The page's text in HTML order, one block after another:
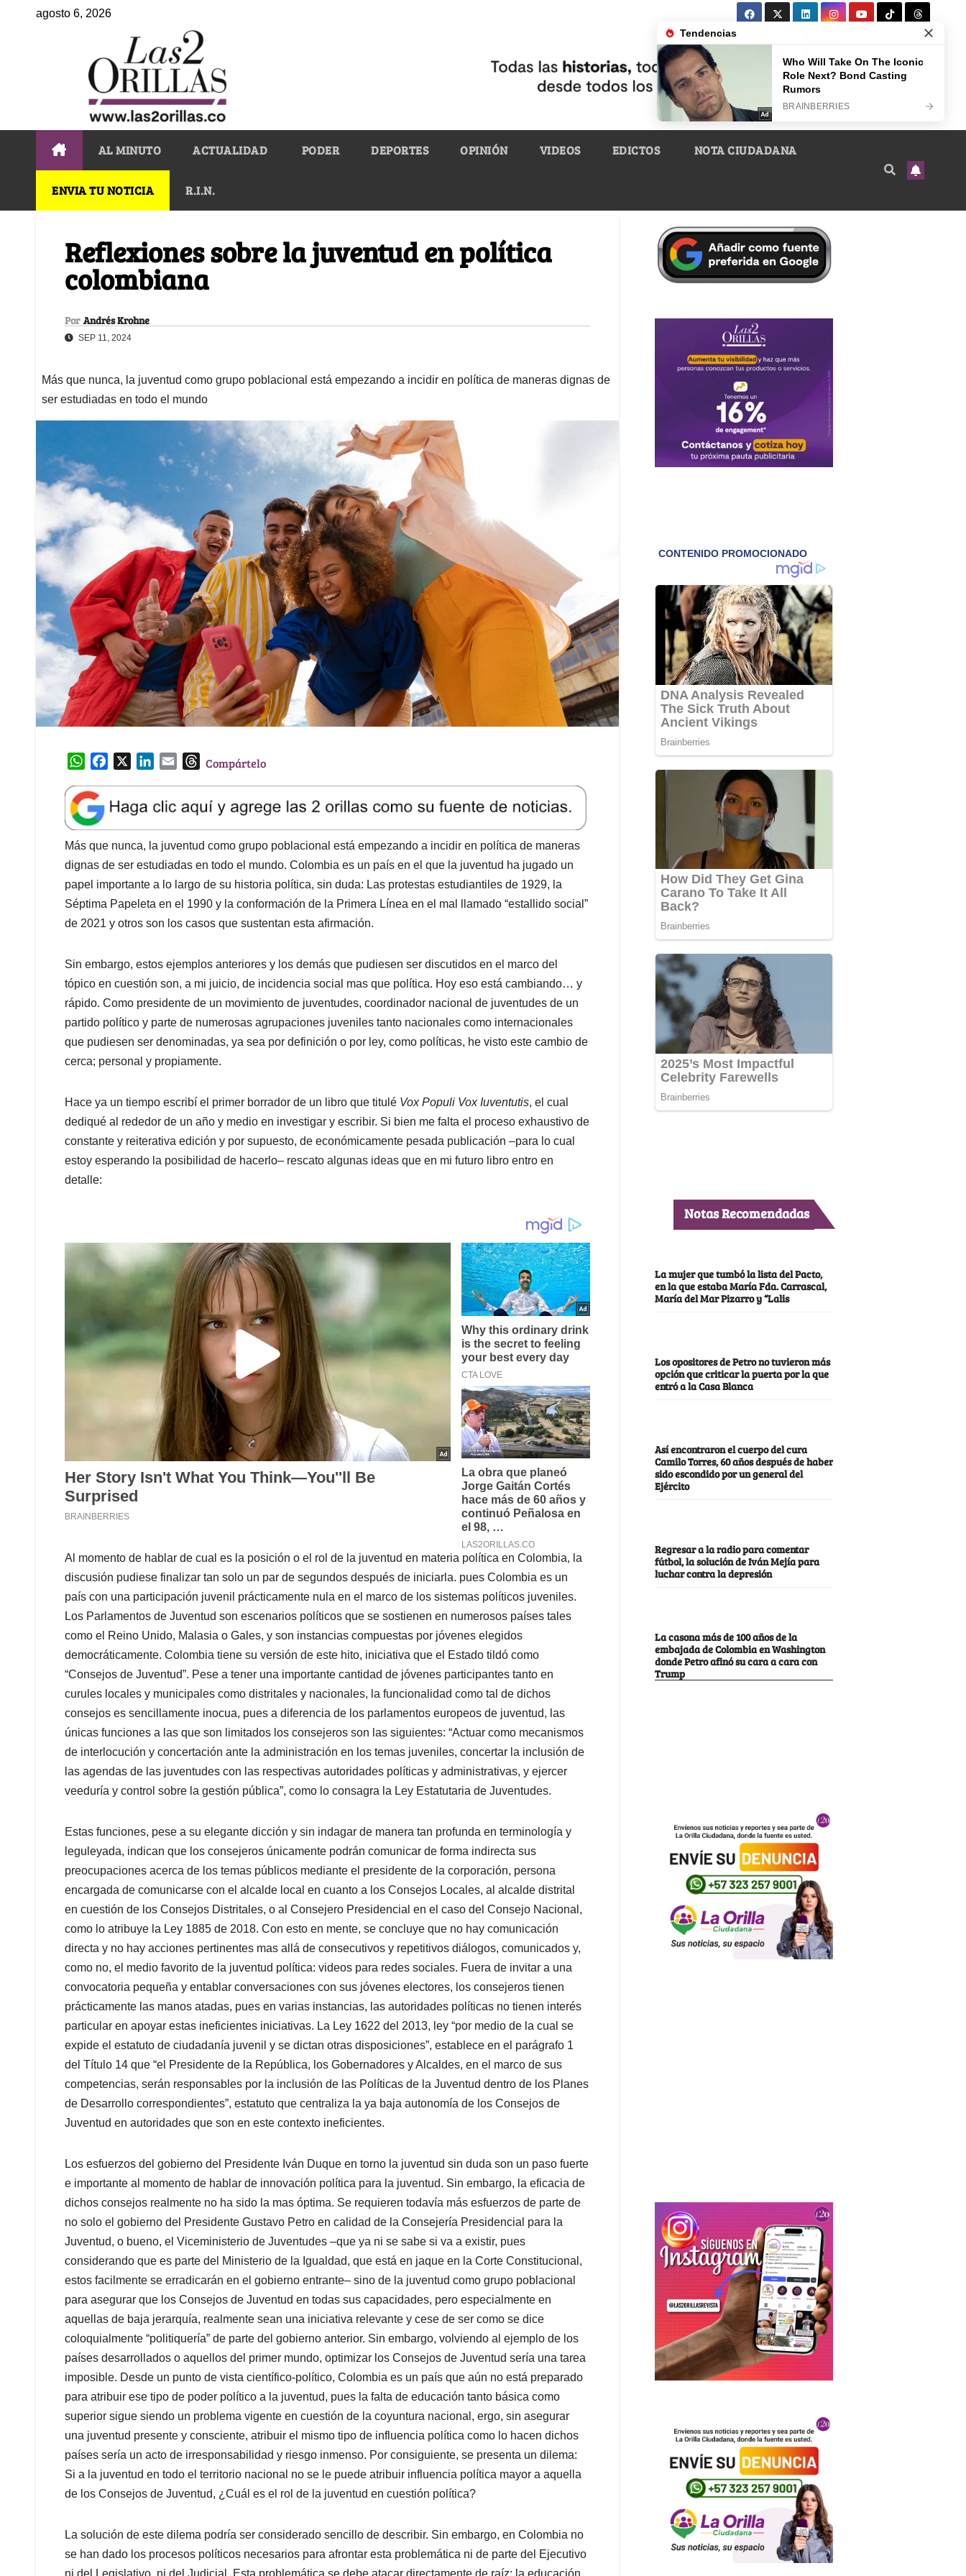
agosto 6, 2026
AL MINUTO ACTUALIDAD PODER DEPORTES OPINIÓN VIDEOS EDICTOS NOTA CIUDADANA
ENVIA TU NOTICIA R.I.N.
Reflexiones sobre la juventud en política
colombiana
Por Andrés Krohne
SEP 11, 2024
Más que nunca, la juventud como grupo poblacional está empezando a incidir en política de maneras dignas de
ser estudiadas en todo el mundo
W
a
t
s
A
p
p
e
b
o
o
k
k
e
d
I
n
l
T
e
a
d
s
Compártelo
Más que nunca, la juventud como grupo poblacional está empezando a incidir en política de maneras
dignas de ser estudiadas en todo el mundo. Colombia es un país en el que la juventud ha jugado un
papel importante a lo largo de su historia política, sin duda: Las protestas estudiantiles de 1929, la
Séptima Papeleta en el 1990 y la conformación de la Primera Línea en el mal llamado “estallido social”
de 2021 y otros son los casos que sustentan esta afirmación.
Sin embargo, estos ejemplos anteriores y los demás que pudiesen ser discutidos en el marco del
tópico en cuestión son, a mi juicio, de incidencia social mas que política. Hoy eso está cambiando… y
rápido. Como presidente de un movimiento de juventudes, coordinador nacional de juventudes de un
partido político y parte de numerosas agrupaciones juveniles tanto nacionales como internacionales
que pudiesen ser denominadas, ya sea por definición o por ley, como políticas, he visto este cambio de
cerca; personal y propiamente.
Hace ya un tiempo escribí el primer borrador de un libro que titulé Vox Populi Vox Iuventutis, el cual
dediqué al rededor de un año y medio en investigar y escribir. Si bien me falta el proceso exhaustivo de
constante y reiterativa edición y por supuesto, de económicamente pesada publicación –para lo cual
estoy esperando la posibilidad de hacerlo– rescato algunas ideas que en mi futuro libro entro en
detalle:
Al momento de hablar de cual es la posición o el rol de la juventud en materia política en Colombia, la
discusión pudiese finalizar tan solo un par de segundos después de iniciarla. pues Colombia es un
país con una participación juvenil prácticamente nula en el marco de los sistemas políticos juveniles.
Los Parlamentos de Juventud son escenarios políticos que se sostienen en numerosos países tales
como el Reino Unido, Malasia o Gales, y son instancias compuestas por jóvenes elegidos
democráticamente. Colombia tiene su versión de este hito, iniciativa que el Estado tildó como
“Consejos de Juventud”. Pese a tener una importante cantidad de jóvenes participantes tanto en
curules locales y municipales como distritales y nacionales, la funcionalidad como tal de dichos
consejos es sencillamente inocua, pues a diferencia de los parlamentos europeos de juventud, las
únicas funciones a las que son limitados los consejeros son las siguientes: “Actuar como mecanismos
de interlocución y concertación ante la administración en los temas juveniles, concertar la inclusión de
las agendas de las juventudes con las respectivas autoridades políticas y administrativas, y ejercer
veeduría y control sobre la gestión pública”, como lo consagra la Ley Estatutaria de Juventudes.
Estas funciones, pese a su elegante dicción y sin indagar de manera tan profunda en terminología y
leguleyada, indican que los consejeros únicamente podrán comunicar de forma indirecta sus
preocupaciones acerca de los temas públicos mediante el presidente de la corporación, persona
encargada de comunicarse con el alcalde local en cuanto a los Consejos Locales, al alcalde distrital
en cuestión de los Consejos Distritales, o al Consejero Presidencial en el caso del Consejo Nacional,
como lo atribuye la Ley 1885 de 2018. Con esto en mente, se concluye que no hay comunicación
directa y no hay acciones pertinentes mas allá de consecutivos y repetitivos diálogos, comunicados y,
como no, el medio favorito de la juventud política: videos para redes sociales. Fuera de invitar a una
convocatoria pequeña y entablar conversaciones con sus jóvenes electores, los consejeros tienen
prácticamente las manos atadas, pues en varias instancias, las autoridades políticas no tienen interés
particular en apoyar estas ineficientes iniciativas. La Ley 1622 del 2013, ley “por medio de la cual se
expide el estatuto de ciudadanía juvenil y se dictan otras disposiciones”, establece en el parágrafo 1
del Título 14 que “el Presidente de la República, los Gobernadores y Alcaldes, en el marco de sus
competencias, serán responsables por la inclusión de las Políticas de la Juventud dentro de los Planes
de Desarrollo correspondientes”, estatuto que centraliza la ya baja autonomía de los Consejos de
Juventud en autoridades que son en este contexto ineficientes.
Los esfuerzos del gobierno del Presidente Iván Duque en torno la juventud sin duda son un paso fuerte
e importante al momento de hablar de innovación política para la juventud. Sin embargo, la eficacia de
dichos consejos realmente no ha sido la mas óptima. Se requieren todavía más esfuerzos de parte de
no solo el gobierno del Presidente Gustavo Petro en calidad de la Consejería Presidencial para la
Juventud, o bueno, el Viceministerio de Juventudes –que ya ni se sabe si va a existir, pues
considerando que es parte del Ministerio de la Igualdad, que está en jaque en la Corte Constitucional,
estos facilmente se erradicarán en el gobierno entrante– sino de la juventud como grupo poblacional
para asegurar que los Consejos de Juventud en todas sus capacidades, pero especialmente en
aquellas de baja jerarquía, realmente sean una iniciativa relevante y cese de ser como se dice
coloquialmente “politiquería” de parte del gobierno anterior. Sin embargo, volviendo al ejemplo de los
países desarrollados o aquellos del primer mundo, optimizar los Consejos de Juventud sería una tarea
imposible. Desde un punto de vista científico-político, Colombia es un país que aún no está preparado
para atribuir ese tipo de poder político a la juventud, pues la falta de educación tanto básica como
superior sigue siendo un problema vigente en cuestión de la coyuntura nacional, ergo, sin asegurar
una juventud presente y consciente, atribuir el mismo tipo de influencia política como lo hacen dichos
países sería un acto de irresponsabilidad y riesgo inmenso. Por consiguiente, se presenta un dilema:
Si a la juventud en todo el territorio nacional no se le puede atribuir influencia política mayor a aquella
de los Consejos de Juventud, ¿Cuál es el rol de la juventud en cuestión política?
La solución de este dilema podría ser considerado sencillo de describir. Sin embargo, en Colombia no
se han dado los procesos políticos necesarios para afrontar esta problemática ni de parte del Ejecutivo
ni del Legislativo, ni del Judicial. Esta problemática se debe atacar directamente de raíz: la educación.
Notas Recomendadas
La mujer que tumbó la lista del Pacto,
en la que estaba María Fda. Carrascal,
María del Mar Pizarro y “Lalis
Los opositores de Petro no tuvieron más
opción que criticar la puerta por la que
entró a la Casa Blanca
Así encontraron el cuerpo del cura
Camilo Torres, 60 años después de haber
sido escondido por un general del
Ejército
Regresar a la radio para comentar
fútbol, la solución de Iván Mejía para
luchar contra la depresión
La casona más de 100 años de la
embajada de Colombia en Washington
donde Petro afinó su cara a cara con
Trump